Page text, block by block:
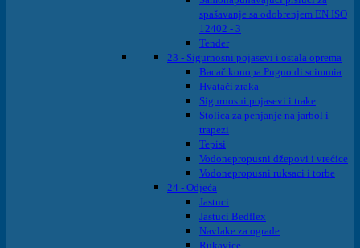
spašavanje sa odobrenjem EN ISO
12402 - 3
Tender
23 - Sigurnosni pojasevi i ostala oprema
Bacač konopa Pugno di scimmia
Hvatači zraka
Sigurnosni pojasevi i trake
Stolica za penjanje na jarbol i
trapezi
Tepisi
Vodonepropusni džepovi i vrećice
Vodonepropusni ruksaci i torbe
24 - Odjeća
Jastuci
Jastuci Bedflex
Navlake za ograde
Rukavice